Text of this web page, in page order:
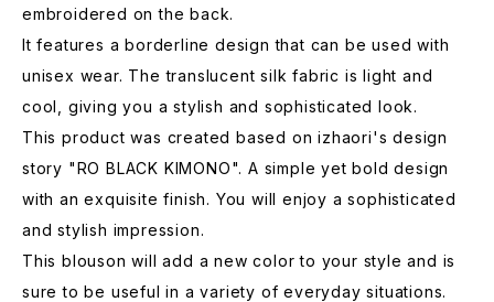
embroidered on the back.
It features a borderline design that can be used with
unisex wear. The translucent silk fabric is light and
cool, giving you a stylish and sophisticated look.
This product was created based on izhaori's design
story "RO BLACK KIMONO". A simple yet bold design
with an exquisite finish. You will enjoy a sophisticated
and stylish impression.
This blouson will add a new color to your style and is
sure to be useful in a variety of everyday situations.